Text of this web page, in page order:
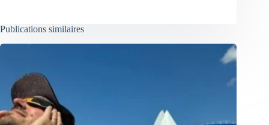
Publications similaires